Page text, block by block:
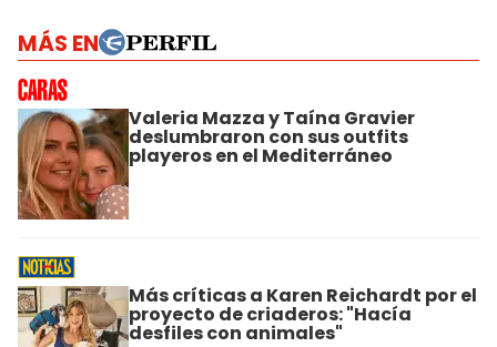
MÁS EN
Valeria Mazza y Taína Gravier
deslumbraron con sus outfits
playeros en el Mediterráneo
Más críticas a Karen Reichardt por el
proyecto de criaderos: "Hacía
desfiles con animales"